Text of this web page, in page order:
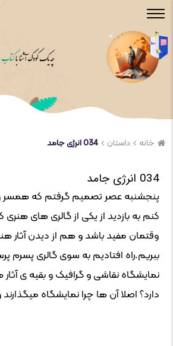
خانه داستان 034 انرژی جامد
034 انرژی جامد
پنجشنبه عصر تصمیم گرفتم که همسر
کنم به بازدید از یکی از گالری های
وقتمان مفید باشد و هم از دیدن آثار
ببریم.راه افتادیم به سوی گالری پسرم
نمایشگاه نقاشی و گرافیک و بقیه ی
دارد؟ اصلا آن ها چرا نمایشگاه میگذارند